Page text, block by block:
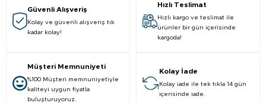
Güvenli Alışveriş
Kolay ve güvenli alışveriş tık
kadar kolay!
Hızlı Teslimat
Hızlı kargo ve teslimat ile
ürünler bir gün içerisinde
kargoda!
Müşteri Memnuniyeti
%100 Müşteri memnuniyetiyle
kaliteyi uygun fiyatla
buluşturuyoruz.
Kolay İade
Kolay iade ile tek tıkla 14 gün
içerisinde iade.